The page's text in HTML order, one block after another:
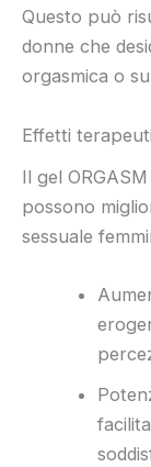
Questo può
donne che
orgasmica o
Effetti
Il gel
possono
sessuale